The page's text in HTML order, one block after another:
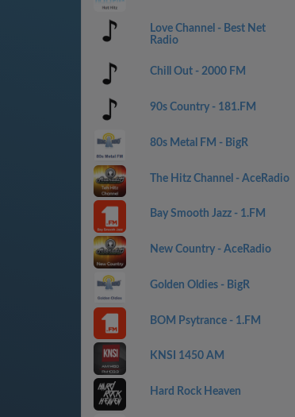
Love Channel - Best Net
Radio
Chill Out - 2000 FM
90s Country - 181.FM
80s Metal FM - BigR
The Hitz Channel - AceRadio
Bay Smooth Jazz - 1.FM
New Country - AceRadio
Golden Oldies - BigR
BOM Psytrance - 1.FM
KNSI 1450 AM
Hard Rock Heaven